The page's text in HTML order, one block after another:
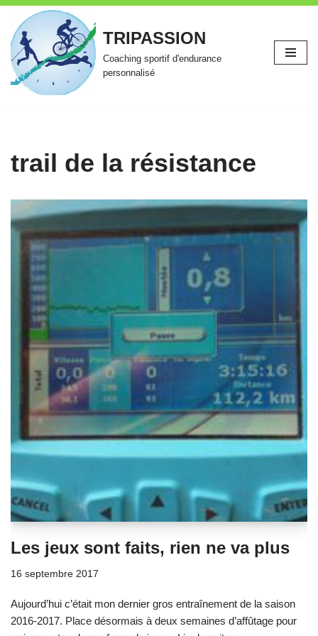
Aller
au
contenu
TRIPASSION
Coaching sportif d'endurance
personnalisé
trail de la résistance
Les jeux sont faits, rien ne va plus
16 septembre 2017
Aujourd’hui c’était mon dernier gros entraînement de la saison
2016-2017. Place désormais à deux semaines d’affûtage pour